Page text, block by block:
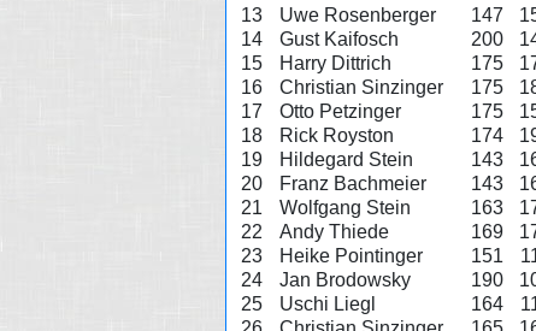
13
Uwe Rosenberger 147
14
Gust Kaifosch 200
15
Harry Dittrich 175
16
Christian Sinzinger 175
17
Otto Petzinger 175
18
Rick Royston 174
19
Hildegard Stein 143
20
Franz Bachmeier 143
21
Wolfgang Stein 163
22
Andy Thiede 169
23
Heike Pointinger 151
24
Jan Brodowsky 190
25
Uschi Liegl 164